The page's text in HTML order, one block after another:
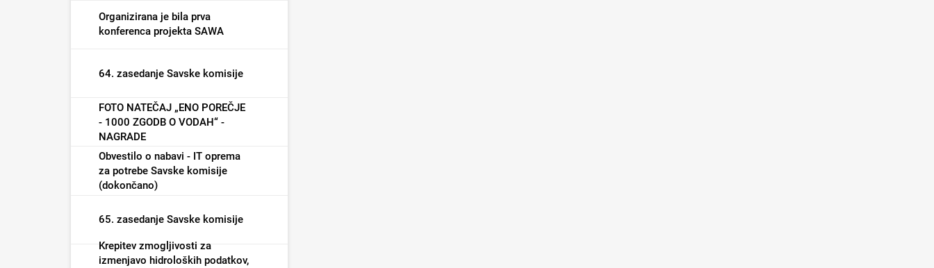
Organizirana je bila prva
konferenca projekta SAWA
64. zasedanje Savske komisije
FOTO NATEČAJ „ENO POREČJE
- 1000 ZGODB O VODAH“ -
NAGRADE
Obvestilo o nabavi - IT oprema
za potrebe Savske komisije
(dokončano)
65. zasedanje Savske komisije
Krepitev zmogljivosti za
izmenjavo hidroloških podatkov,